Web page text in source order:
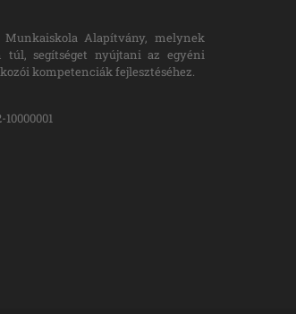
Alapítvány, melynek
túl, segítséget nyújtani az egyéni
kompetenciák fejlesztéséhez.